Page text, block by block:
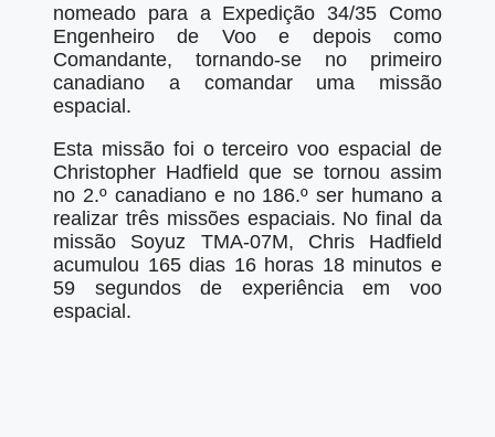
nomeado para a Expedição 34/35 Como
Engenheiro de Voo e depois como
Comandante, tornando-se no primeiro
canadiano a comandar uma missão
espacial.
Esta missão foi o terceiro voo espacial de
Christopher Hadfield que se tornou assim
no 2.º canadiano e no 186.º ser humano a
realizar três missões espaciais. No final da
missão Soyuz TMA-07M, Chris Hadfield
acumulou 165 dias 16 horas 18 minutos e
59 segundos de experiência em voo
espacial.